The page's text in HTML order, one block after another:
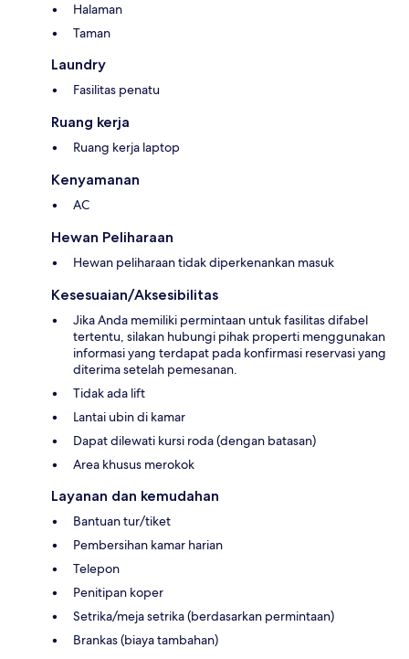
Halaman
Taman
Laundry
Fasilitas penatu
Ruang kerja
Ruang kerja laptop
Kenyamanan
AC
Hewan Peliharaan
Hewan peliharaan tidak diperkenankan masuk
Kesesuaian/Aksesibilitas
Jika Anda memiliki permintaan untuk fasilitas difabel
tertentu, silakan hubungi pihak properti menggunakan
informasi yang terdapat pada konfirmasi reservasi yang
diterima setelah pemesanan.
Tidak ada lift
Lantai ubin di kamar
Dapat dilewati kursi roda (dengan batasan)
Area khusus merokok
Layanan dan kemudahan
Bantuan tur/tiket
Pembersihan kamar harian
Telepon
Penitipan koper
Setrika/meja setrika (berdasarkan permintaan)
Brankas (biaya tambahan)